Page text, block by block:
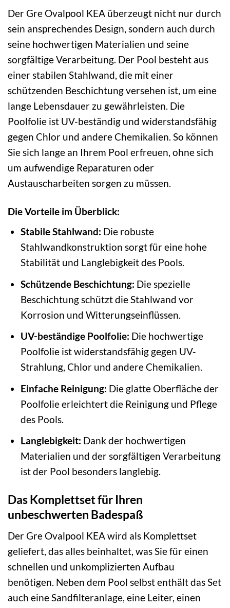
Der Gre Ovalpool KEA überzeugt nicht nur durch
sein ansprechendes Design, sondern auch durch
seine hochwertigen Materialien und seine
sorgfältige Verarbeitung. Der Pool besteht aus
einer stabilen Stahlwand, die mit einer
schützenden Beschichtung versehen ist, um eine
lange Lebensdauer zu gewährleisten. Die
Poolfolie ist UV-beständig und widerstandsfähig
gegen Chlor und andere Chemikalien. So können
Sie sich lange an Ihrem Pool erfreuen, ohne sich
um aufwendige Reparaturen oder
Austauscharbeiten sorgen zu müssen.
Die Vorteile im Überblick:
Stabile Stahlwand: Die robuste
Stahlwandkonstruktion sorgt für eine hohe
Stabilität und Langlebigkeit des Pools.
Schützende Beschichtung: Die spezielle
Beschichtung schützt die Stahlwand vor
Korrosion und Witterungseinflüssen.
UV-beständige Poolfolie: Die hochwertige
Poolfolie ist widerstandsfähig gegen UV-
Strahlung, Chlor und andere Chemikalien.
Einfache Reinigung: Die glatte Oberfläche der
Poolfolie erleichtert die Reinigung und Pflege
des Pools.
Langlebigkeit: Dank der hochwertigen
Materialien und der sorgfältigen Verarbeitung
ist der Pool besonders langlebig.
Das Komplettset für Ihren
unbeschwerten Badespaß
Der Gre Ovalpool KEA wird als Komplettset
geliefert, das alles beinhaltet, was Sie für einen
schnellen und unkomplizierten Aufbau
benötigen. Neben dem Pool selbst enthält das Set
auch eine Sandfilteranlage, eine Leiter, einen